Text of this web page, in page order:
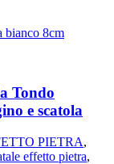
Tondo
e scatola
PIETRA,
effetto pietra,